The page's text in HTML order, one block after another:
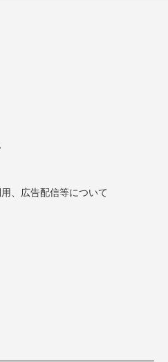
、広告配信等について